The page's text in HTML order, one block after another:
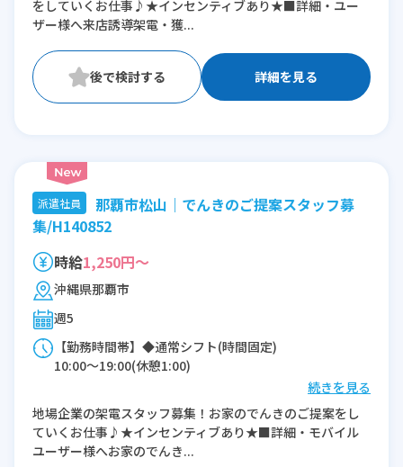
をしていくお仕事♪★インセンティブあり★■詳細・ユー
ザー様へ来店誘導架電・獲...
詳細を見る
派遣社員
那覇市松山｜でんきのご提案スタッフ募
集/H140852
時給1,250円～
沖縄県那覇市
週5
【勤務時間帯】◆通常シフト(時間固定)
10:00〜19:00(休憩1:00)
続きを見る
地場企業の架電スタッフ募集！お家のでんきのご提案をし
ていくお仕事♪★インセンティブあり★■詳細・モバイル
ユーザー様へお家のでんき...